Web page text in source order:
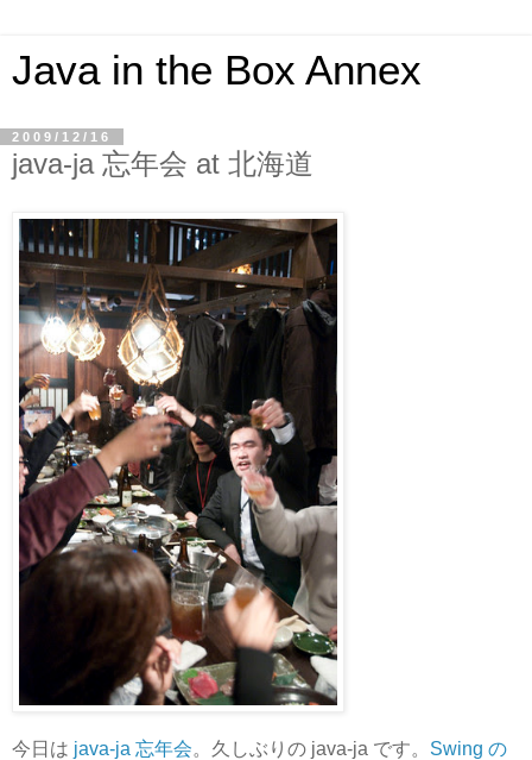
Java in the Box Annex
2009/12/16
java-ja 忘年会 at 北海道
今日は java-ja 忘年会。久しぶりの java-ja です。 Swing の